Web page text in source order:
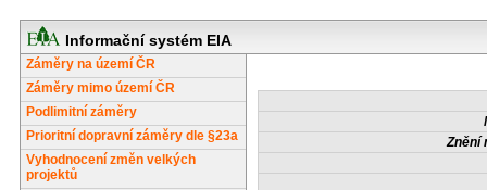
Informační systém EIA
Záměry na území ČR
Záměry mimo území ČR
Podlimitní záměry
Prioritní dopravní záměry dle §23a
Vyhodnocení změn velkých
projektů
Znění